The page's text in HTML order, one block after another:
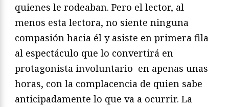
quienes le rodeaban. Pero el lector, al
menos esta lectora, no siente ninguna
compasión hacia él y asiste en primera fila
al espectáculo que lo convertirá en
protagonista involuntario en apenas unas
horas, con la complacencia de quien sabe
anticipadamente lo que va a ocurrir. La